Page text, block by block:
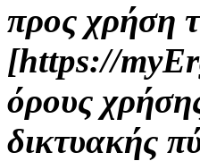
προς χρήση
[https://
όρους
δικτυακής